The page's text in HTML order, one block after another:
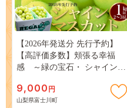
【2026年発送分 先行予約】
【高評価多数】頬張る幸福
感 ～緑の宝石・ シャインマ
３房） フルーツ 山梨県産 果
物 くだもの シャイン マスカ
9,000 円
山梨県富士川町